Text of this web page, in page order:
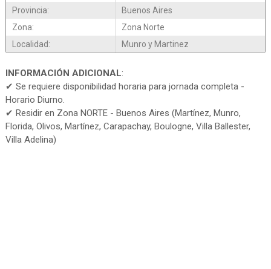
Provincia:
Buenos Aires
Zona:
Zona Norte
Localidad:
Munro y Martinez
INFORMACIÓN ADICIONAL:
✔ Se requiere disponibilidad horaria para jornada completa -
Horario Diurno.
✔ Residir en Zona NORTE - Buenos Aires (Martínez, Munro,
Florida, Olivos, Martínez, Carapachay, Boulogne, Villa Ballester,
Villa Adelina)